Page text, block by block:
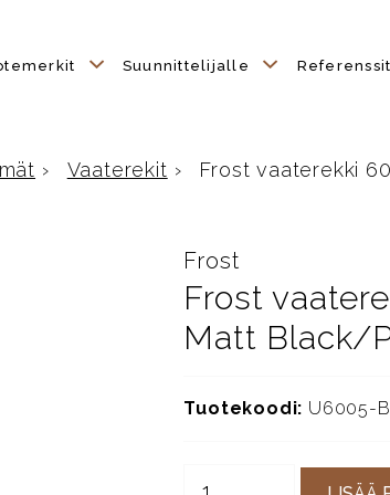
Suunnittelijalle Referenssit
› Vaaterekit › Frost vaaterekki
Frost
Frost
Matt Black/
Tuotekoodi: U6005-B